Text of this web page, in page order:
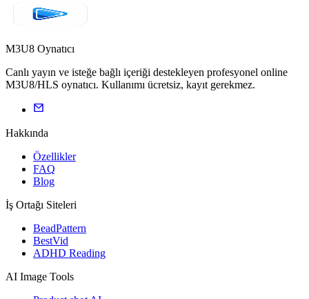
M3U8 Oynatıcı
Canlı yayın ve isteğe bağlı içeriği destekleyen profesyonel online
M3U8/HLS oynatıcı. Kullanımı ücretsiz, kayıt gerekmez.
Hakkında
Özellikler
FAQ
Blog
İş Ortağı Siteleri
BeadPattern
BestVid
ADHD Reading
AI Image Tools